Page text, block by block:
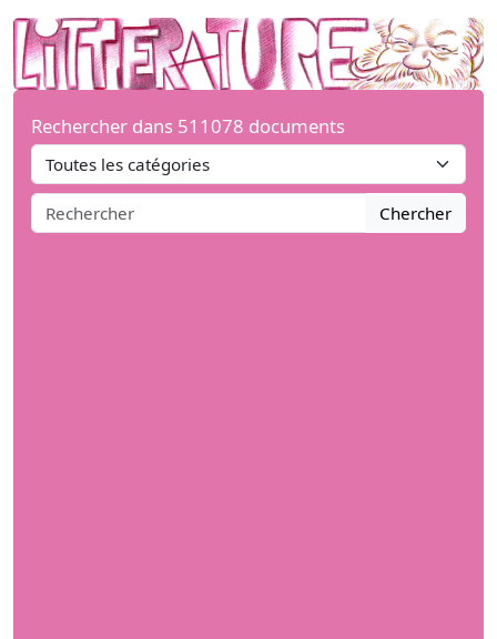
Rechercher dans 511078 documents
Chercher